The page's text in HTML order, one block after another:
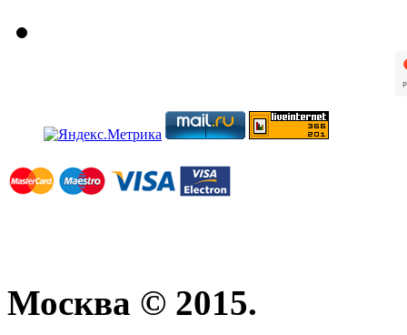
Москва © 2015.